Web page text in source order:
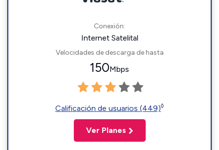
Conexión:
Internet Satelital
Velocidades de descarga de hasta
150Mbps
Calificación de usuarios (449)◊
Ver Planes